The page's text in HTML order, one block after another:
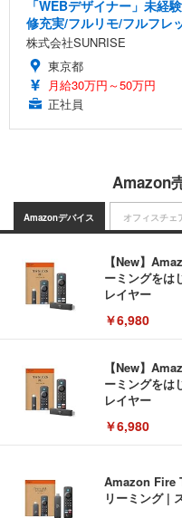
「WEBデザイナー」未経
修充実/フルリモ/フルフレ
株式会社SUNRISE
東京都
月給30万円～50万円
正社員
Amazon
Amazonデバイス
【New】
ーミングをは
レイヤー
￥6,980
【New】
ーミングをは
レイヤー
￥6,980
Amazon Fire
リーミング |
オフィスチェ